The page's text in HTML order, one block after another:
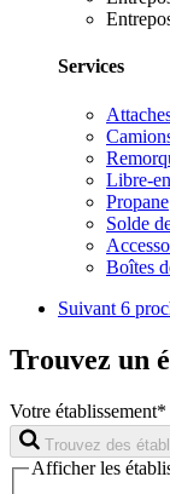
Services
Libre-
Propane
Solde
Boîtes
Suivant 6
Trouvez un
Votre établissement*
Trouvez des
Afficher les